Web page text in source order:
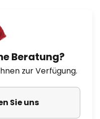
Beratung?
zur Verfügung.
Sie uns